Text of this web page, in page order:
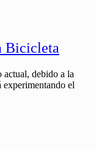
Bicicleta
actual, debido a la
el